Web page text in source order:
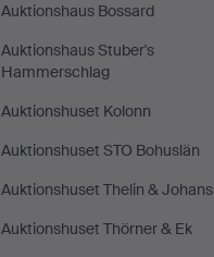
Auktionshaus Bossard
Auktionshaus Stuber's
Hammerschlag
Auktionshuset Kolonn
Auktionshuset STO Bohuslän
Auktionshuset Thelin &
Auktionshuset Thörner & Ek